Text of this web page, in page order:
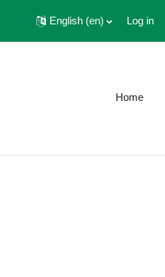
English ‎(en)‎ Log in
Home